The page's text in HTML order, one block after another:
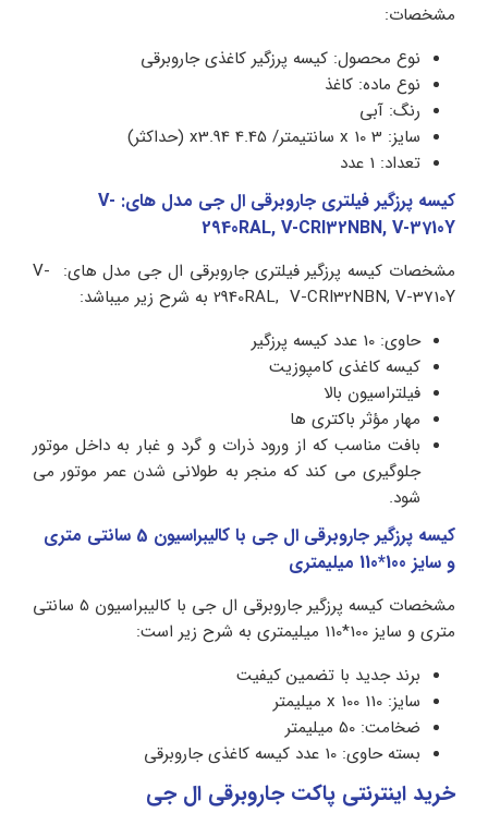
مشخصات:
نوع محصول: کیسه پرزگیر کاغذی جاروبرقی
نوع ماده: کاغذ
رنگ: آبی
سایز: 3 x 10 سانتیمتر/ 4.45 x3.94 (حداکثر)
تعداد: 1 عدد
کیسه پرزگیر فیلتری جاروبرقی ال جی مدل های: V-
2940RAL, V-CRI32NBN, V-3710Y
مشخصات کیسه پرزگیر فیلتری جاروبرقی ال جی مدل های: V-
2940RAL, V-CRI32NBN, V-3710Y به شرح زیر میباشد:
حاوی: 10 عدد کیسه پرزگیر
کیسه کاغذی کامپوزیت
فیلتراسیون بالا
مهار مؤثر باکتری ها
بافت مناسب که از ورود ذرات و گرد و غبار به داخل موتور
جلوگیری می کند که منجر به طولانی شدن عمر موتور می
شود.
کیسه پرزگیر جاروبرقی ال جی با کالیبراسیون 5 سانتی متری
و سایز 100*110 میلیمتری
مشخصات کیسه پرزگیر جاروبرقی ال جی با کالیبراسیون 5 سانتی
متری و سایز 100*110 میلیمتری به شرح زیر است:
برند جدید با تضمین کیفیت
سایز: 110 x 100 میلیمتر
ضخامت: 50 میلیمتر
بسته حاوی: 10 عدد کیسه کاغذی جاروبرقی
خرید اینترنتی پاکت جاروبرقی ال جی